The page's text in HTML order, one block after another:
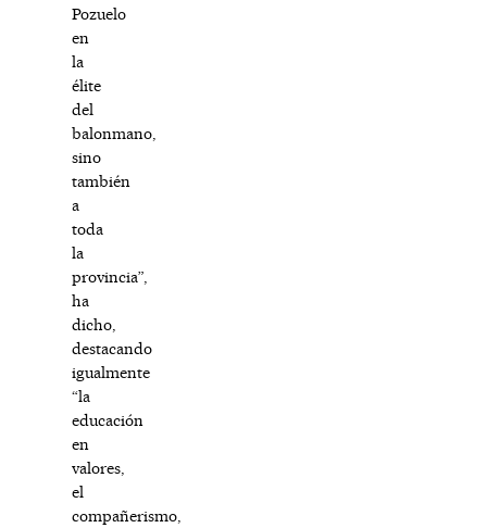
Pozuelo
en
la
élite
del
balonmano,
sino
también
a
toda
la
provincia”,
ha
dicho,
destacando
igualmente
“la
educación
en
valores,
el
compañerismo,